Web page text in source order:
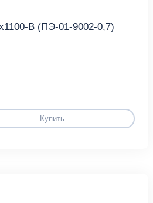
B (ПЭ-01-9002-0,7)
Купить